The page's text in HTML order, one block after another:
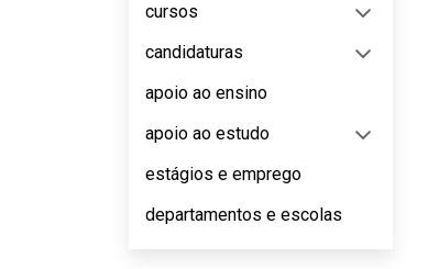
cursos
candidaturas
apoio ao ensino
apoio ao estudo
estágios e emprego
departamentos e escolas